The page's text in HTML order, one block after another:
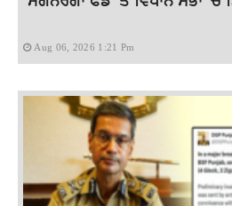
Aug 06, 2026 1:21 Pm